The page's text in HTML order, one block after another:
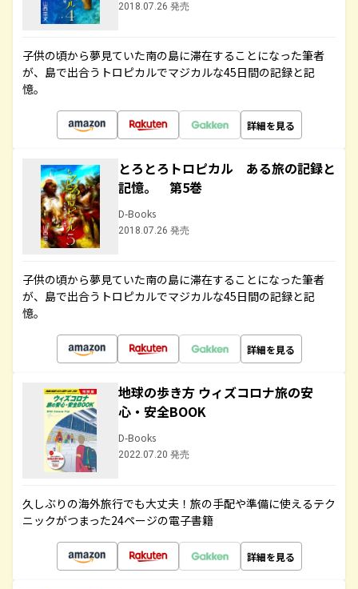
2018.07.26 発売
子供の頃から夢見ていた南の島に滞在することになった筆者
が、島で出合うトロピカルでマジカルな45日間の記録と記
憶。
詳細を見る
とろとろトロピカル ある旅の記録と
記憶。 第5巻
D-Books
2018.07.26 発売
子供の頃から夢見ていた南の島に滞在することになった筆者
が、島で出合うトロピカルでマジカルな45日間の記録と記
憶。
詳細を見る
地球の歩き方 ウィズコロナ旅の安
心・安全BOOK
D-Books
2022.07.20 発売
久しぶりの海外旅行でも大丈夫！旅の手配や準備に使えるテク
ニックがつまった24ページの電子書籍
詳細を見る